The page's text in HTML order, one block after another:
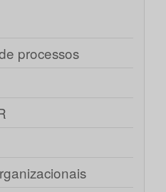
processos